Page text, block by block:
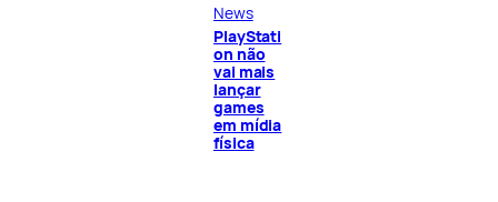
News
PlayStati
on não
vai mais
lançar
games
em mídia
física